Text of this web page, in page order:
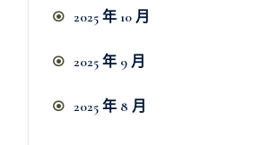
2025 年 10 月
2025 年 9 月
2025 年 8 月